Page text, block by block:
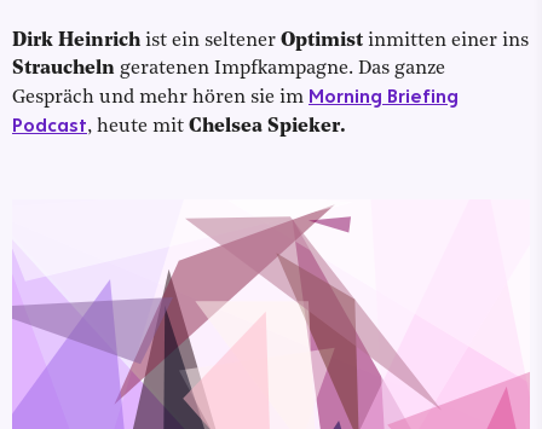
Dirk Heinrich ist ein seltener Optimist inmitten einer ins
Straucheln geratenen Impfkampagne. Das ganze
Gespräch und mehr hören sie im Morning Briefing
Podcast, heute mit Chelsea Spieker.